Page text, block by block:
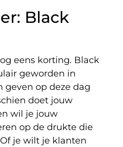
Black
eens korting. Black
geworden in
geven op deze dag
doet jouw
wil je jouw
op de drukte die
je wilt je klanten